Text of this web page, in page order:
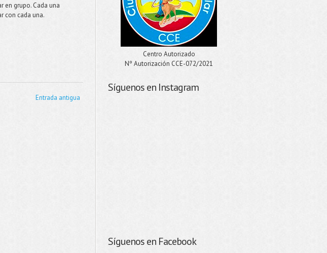
en grupo. Cada una
con cada una.
Entrada antigua
Centro Autorizado
Nº Autorización CCE-072/2021
Síguenos en Instagram
Síguenos en Facebook